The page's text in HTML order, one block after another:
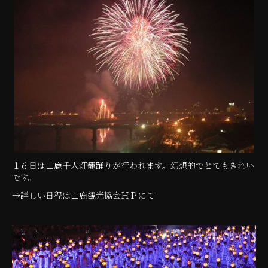
１６日は山鹿千人灯籠踊りが行われます。幻想的でとてもきれい
です。
→詳しい日程は山鹿観光協会ＨＰにて